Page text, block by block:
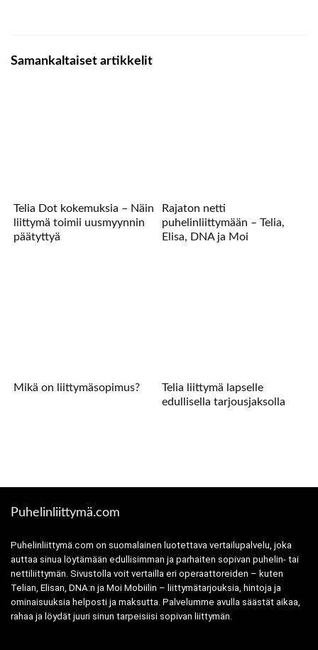
Samankaltaiset artikkelit
Telia Dot kokemuksia – Näin
liittymä toimii uusmyynnin
päätyttyä
Rajaton netti
puhelinliittymään – Telia,
Elisa, DNA ja Moi
Mikä on liittymäsopimus?
Telia liittymä lapselle
edullisella tarjousjaksolla
Puhelinliittymä.com
Puhelinliittymä.com on suomalainen luotettava vertailupalvelu, joka
auttaa sinua löytämään edullisimman ja parhaiten sopivan puhelin- tai
nettiliittymän. Sivustolla voit vertailla eri operaattoreiden – kuten
Telian, Elisan, DNA:n ja Moi Mobiilin – liittymätarjouksia, hintoja ja
ominaisuuksia helposti ja maksutta. Palvelumme avulla säästät aikaa,
rahaa ja löydät juuri sinun tarpeisiisi sopivan liittymän.